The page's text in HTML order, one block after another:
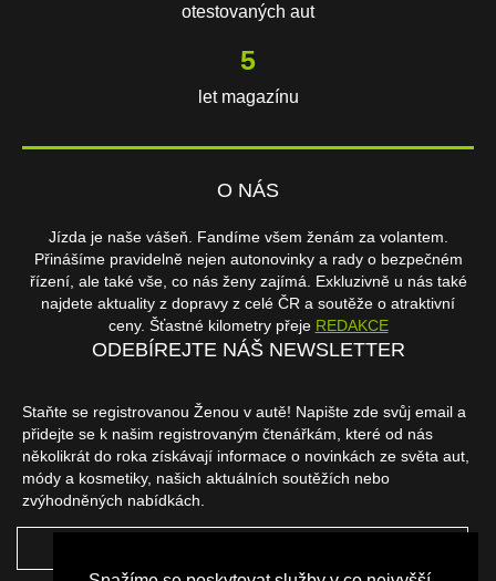
otestovaných aut
8
let magazínu
O NÁS
Jízda je naše vášeň. Fandíme všem ženám za volantem.
Přinášíme pravidelně nejen autonovinky a rady o bezpečném
řízení, ale také vše, co nás ženy zajímá. Exkluzivně u nás také
najdete aktuality z dopravy z celé ČR a soutěže o atraktivní
ceny. Šťastné kilometry přeje REDAKCE
ODEBÍREJTE NÁŠ NEWSLETTER
Staňte se registrovanou Ženou v autě! Napište zde svůj email a
přidejte se k našim registrovaným čtenářkám, které od nás
několikrát do roka získávají informace o novinkách ze světa aut,
módy a kosmetiky, našich aktuálních soutěžích nebo
zvýhodněných nabídkách.